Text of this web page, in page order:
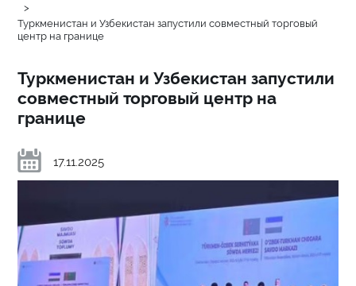
>
Туркменистан и Узбекистан запустили совместный торговый
центр на границе
Туркменистан и Узбекистан запустили
совместный торговый центр на
границе
17.11.2025